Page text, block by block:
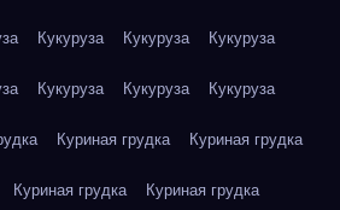
Кукуруза Кукуруза Кукуруза
Кукуруза Кукуруза Кукуруза
Куриная грудка Куриная грудка
Куриная грудка Куриная грудка